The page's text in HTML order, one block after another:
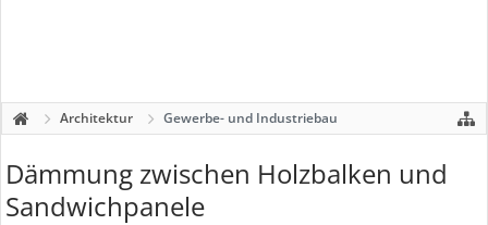
Architektur Gewerbe- und Industriebau
Dämmung zwischen Holzbalken und
Sandwichpanele